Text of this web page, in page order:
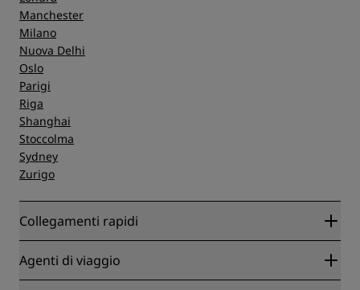
Manchester
Milano
Nuova Delhi
Oslo
Parigi
Riga
Shanghai
Stoccolma
Sydney
Zurigo
Collegamenti rapidi
Radisson Rewards
Agenti di viaggio